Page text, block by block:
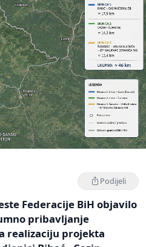
Podijeli
Federacije BiH objavilo
pribavljanje
realizaciju projekta